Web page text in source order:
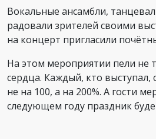
Вокальные ансамбли,
радовали зрителей своими
на концерт пригласили
На этом мероприятии пели не
сердца. Каждый, кто выступал,
не на 100, а на 200%. А гости
следующем году праздник